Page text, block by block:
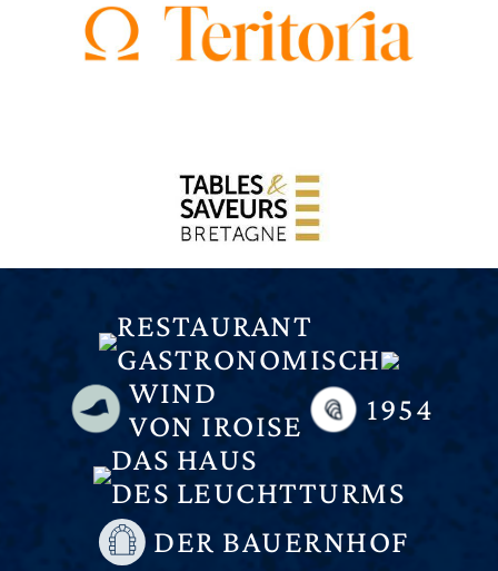
RESTAURANT
GASTRONOMISCH
WIND
VON IROISE
1954
DAS HAUS
DES LEUCHTTURMS
DER BAUERNHOF